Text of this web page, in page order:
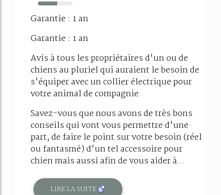
55%
Garantie : 1 an
Garantie : 1 an
Avis à tous les propriétaires d'un ou de
chiens au pluriel qui auraient le besoin de
s'équiper avec un collier électrique pour
votre animal de compagnie.
Savez-vous que nous avons de très bons
conseils qui vont vous permettre d'une
part, de faire le point sur votre besoin (réel
ou fantasmé) d'un tel accessoire pour
chien mais aussi afin de vous aider à...
LIRE LA SUITE